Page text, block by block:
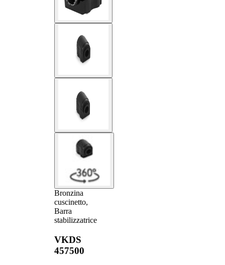
Bronzina
cuscinetto,
Barra
stabilizzatrice
VKDS
457500